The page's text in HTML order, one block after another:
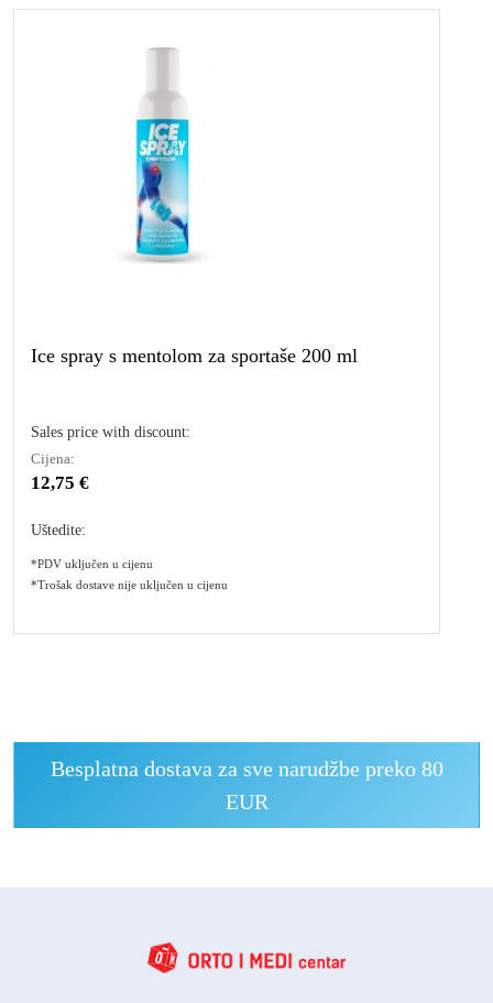
Ice spray s mentolom za sportaše 200 ml
Sales price with discount:
Cijena:
12,75 €
Uštedite:
*PDV uključen u cijenu
*Trošak dostave nije uključen u cijenu
Besplatna dostava za sve narudžbe preko 80
EUR